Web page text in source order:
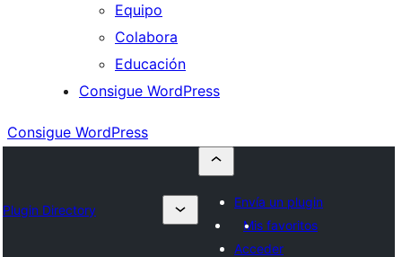
Equipo
Colabora
Educación
Consigue WordPress
Consigue WordPress
Plugin Directory
Envía un plugin
Mis favoritos
Acceder